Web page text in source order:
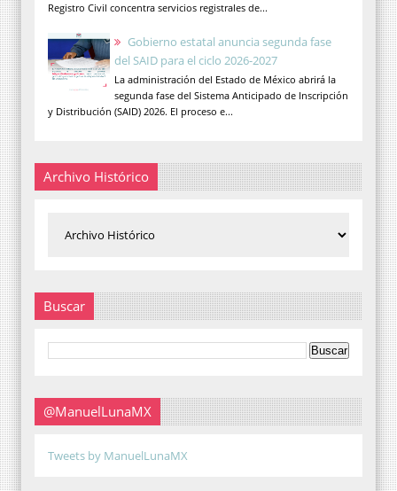
Registro Civil concentra servicios registrales de...
Gobierno estatal anuncia segunda fase
del SAID para el ciclo 2026-2027
La administración del Estado de México abrirá la
segunda fase del Sistema Anticipado de Inscripción
y Distribución (SAID) 2026. El proceso e...
Archivo Histórico
Buscar
@ManuelLunaMX
Tweets by ManuelLunaMX